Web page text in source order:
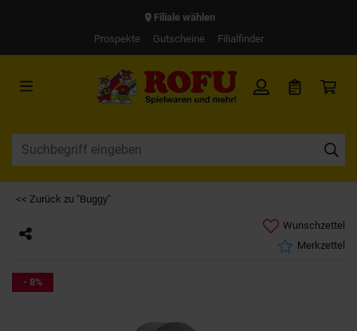
Filiale wählen
Prospekte
Gutscheine Filialfinder
<< Zurück zu "Buggy"
Wunschzettel
Merkzettel
- 8%